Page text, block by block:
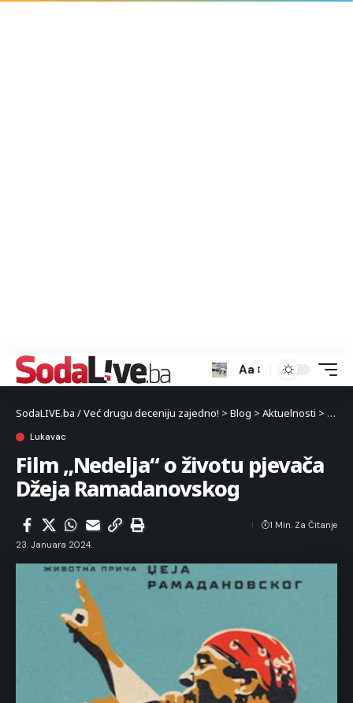
Aa
SodaLIVE.ba / Već drugu deceniju zajedno! > Blog > Aktuelnosti >
Lukavac
Film „Nedelja“ o životu pjevača
Džeja Ramadanovskog
23. Januara 2024.
1 Min. Za Čitanje